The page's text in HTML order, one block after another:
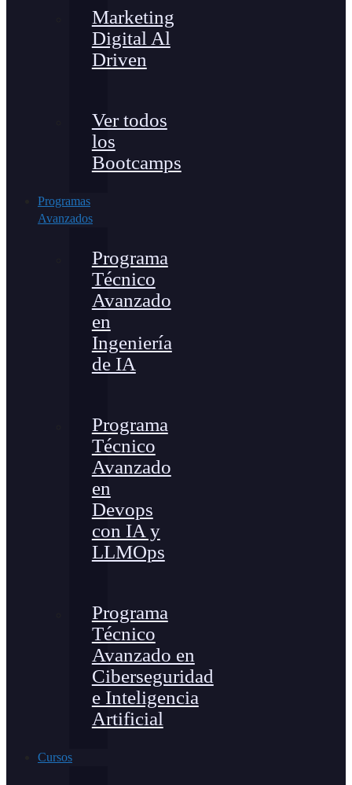
Marketing
Digital Al
Driven
Ver todos
los
Bootcamps
Programas
Avanzados
Programa
Técnico
Avanzado
en
Ingeniería
de IA
Programa
Técnico
Avanzado
en
Devops
con IA y
LLMOps
Programa
Técnico
Avanzado en
Ciberseguridad
e Inteligencia
Artificial
Cursos